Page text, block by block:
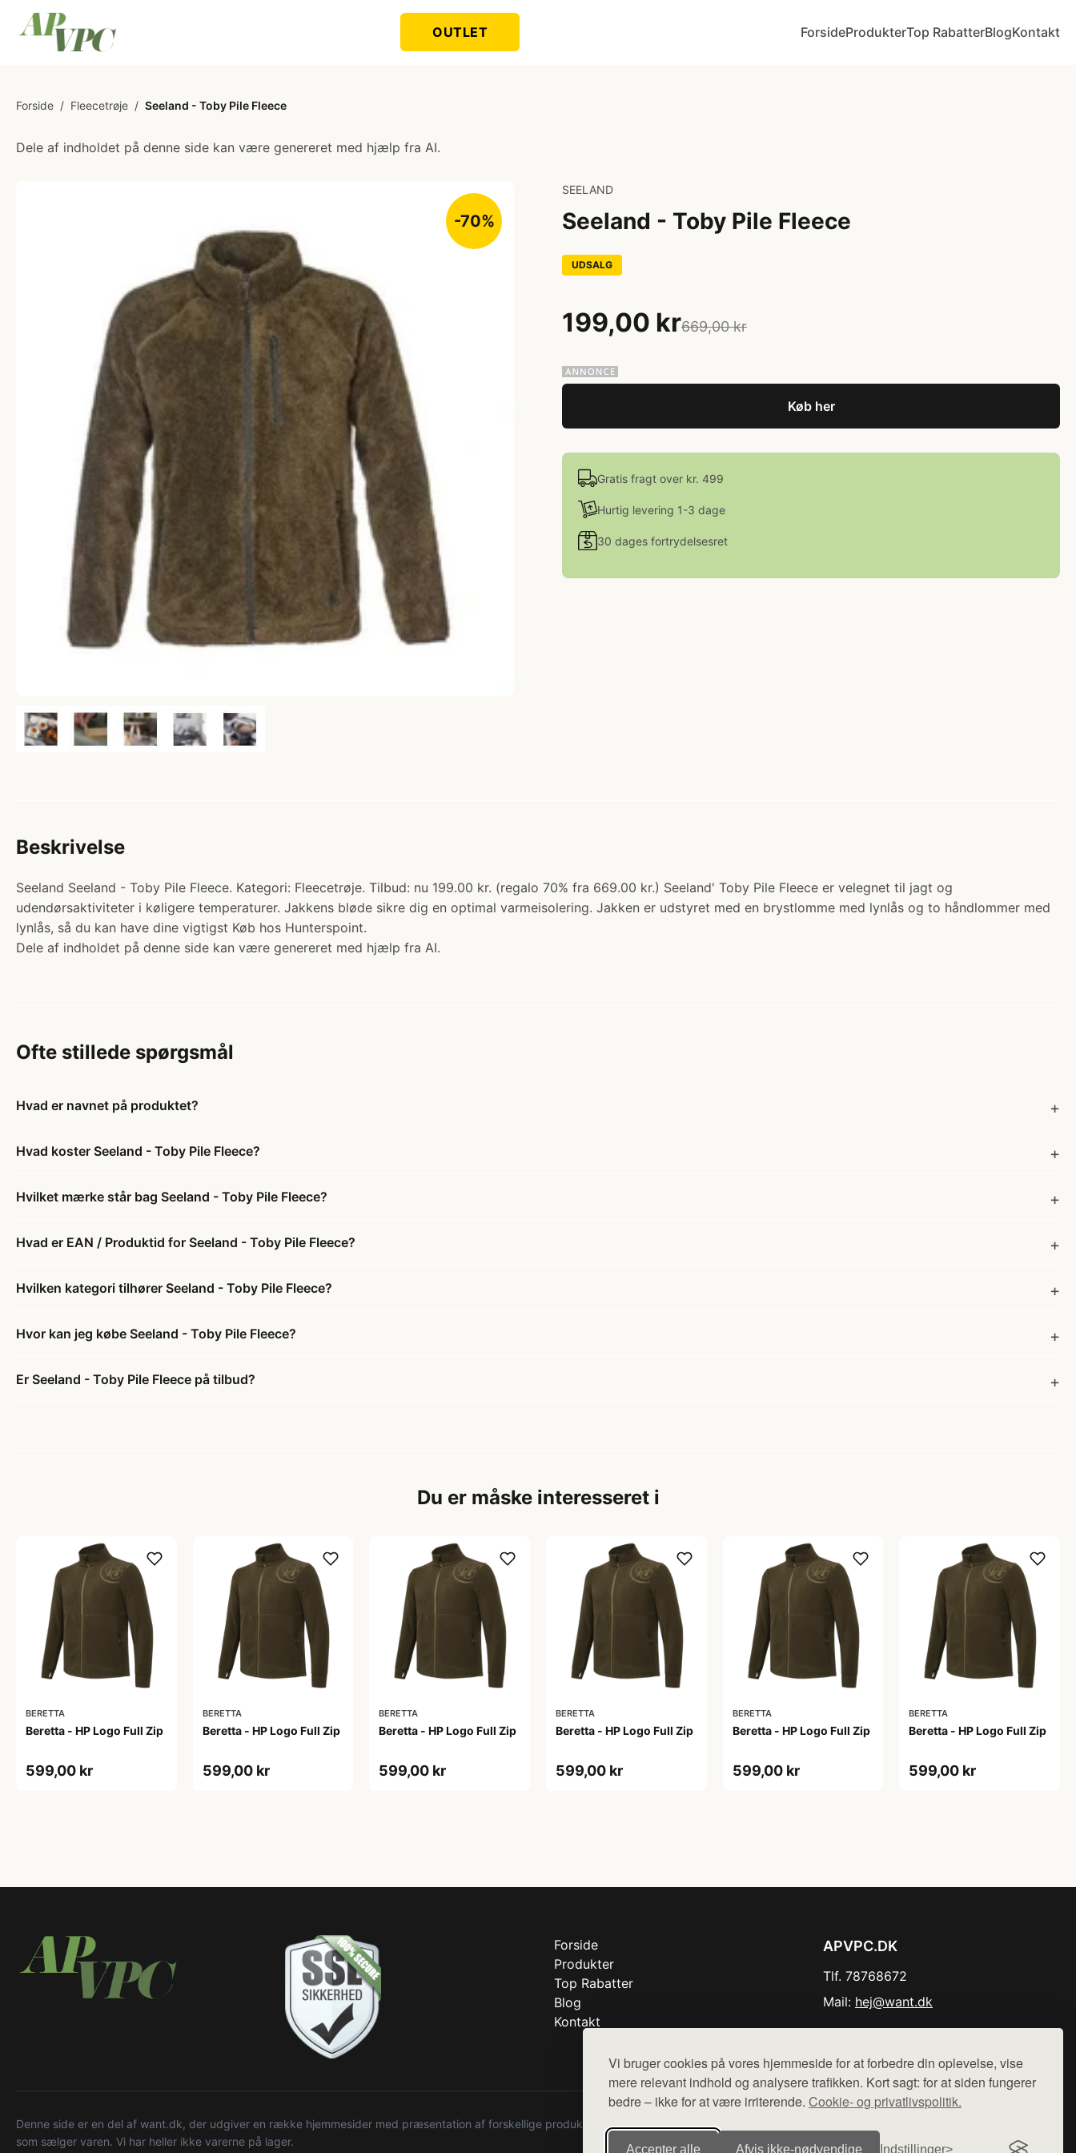
Vi bruger cookies på vores hjemmeside for at forbedre din oplevelse, vise
mere relevant indhold og analysere trafikken. Kort sagt: for at siden fungerer
bedre – ikke for at være irriterende. Cookie- og privatlivspolitik.
Accepter alle Afvis ikke‑nødvendige Indstillinger
OUTLET ForsideProdukterTop RabatterBlogKontakt
Forside / Fleecetrøje / Seeland - Toby Pile Fleece
Dele af indholdet på denne side kan være genereret med hjælp fra AI.
-70%
SEELAND
Seeland - Toby Pile Fleece
UDSALG
199,00 kr669,00 kr
Køb her
Gratis fragt over kr. 499
Hurtig levering 1-3 dage
30 dages fortrydelsesret
Beskrivelse
Seeland Seeland - Toby Pile Fleece. Kategori: Fleecetrøje. Tilbud: nu 199.00 kr. (regalo 70% fra 669.00 kr.) Seeland' Toby Pile Fleece er velegnet til jagt og
udendørsaktiviteter i køligere temperaturer. Jakkens bløde sikre dig en optimal varmeisolering. Jakken er udstyret med en brystlomme med lynlås og to håndlommer med
lynlås, så du kan have dine vigtigst Køb hos Hunterspoint.
Dele af indholdet på denne side kan være genereret med hjælp fra AI.
Ofte stillede spørgsmål
Hvad er navnet på produktet?
Hvad koster Seeland - Toby Pile Fleece?
Hvilket mærke står bag Seeland - Toby Pile Fleece?
Hvad er EAN / Produktid for Seeland - Toby Pile Fleece?
Hvilken kategori tilhører Seeland - Toby Pile Fleece?
Hvor kan jeg købe Seeland - Toby Pile Fleece?
Er Seeland - Toby Pile Fleece på tilbud?
Du er måske interesseret i
BERETTA
Beretta - HP Logo Full Zip
599,00 kr
BERETTA
Beretta - HP Logo Full Zip
599,00 kr
BERETTA
Beretta - HP Logo Full Zip
599,00 kr
BERETTA
Beretta - HP Logo Full Zip
599,00 kr
BERETTA
Beretta - HP Logo Full Zip
599,00 kr
BERETTA
Beretta - HP Logo Full Zip
599,00 kr
Forside
Produkter
Top Rabatter
Blog
Kontakt
APVPC.DK
Tlf. 78768672
Mail: hej@want.dk
Denne side er en del af want.dk, der udgiver en række hjemmesider med præsentation af forskellige produkter fra diverse webshops. Der sælges ikke varer fra denne side - vi henviser til de shops,
som sælger varen. Vi har heller ikke varerne på lager.